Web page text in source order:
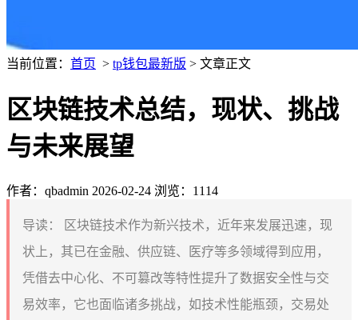
当前位置： 首页 > tp钱包最新版 > 文章正文
区块链技术总结，现状、挑战
与未来展望
作者：qbadmin 2026-02-24 浏览：1114
导读：
区块链技术作为新兴技术，近年来发展迅速，现
状上，其已在金融、供应链、医疗等多领域得到应用，
凭借去中心化、不可篡改等特性提升了数据安全性与交
易效率，它也面临诸多挑战，如技术性能瓶颈，交易处